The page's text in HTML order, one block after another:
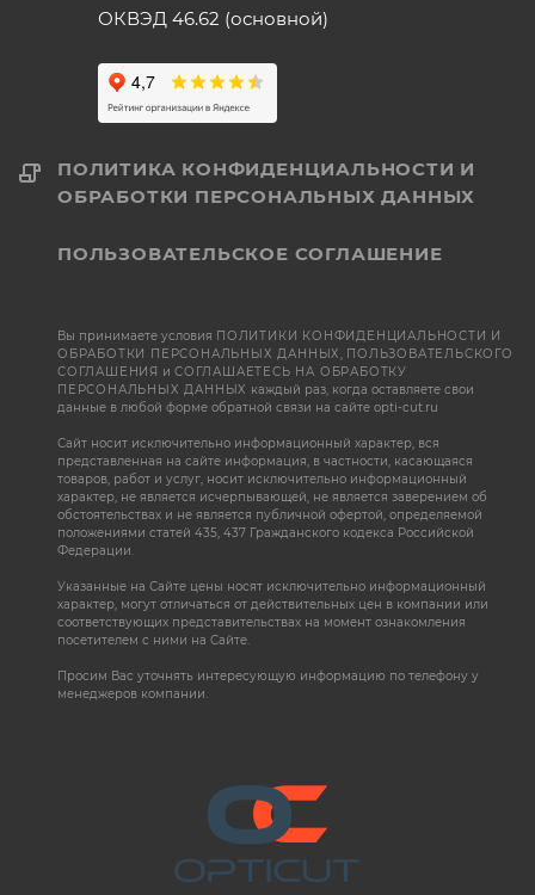
ОКВЭД 46.62 (основной)
ПОЛИТИКА КОНФИДЕНЦИАЛЬНОСТИ И
ОБРАБОТКИ ПЕРСОНАЛЬНЫХ ДАННЫХ
ПОЛЬЗОВАТЕЛЬСКОЕ СОГЛАШЕНИЕ
Вы принимаете условия ПОЛИТИКИ КОНФИДЕНЦИАЛЬНОСТИ И
ОБРАБОТКИ ПЕРСОНАЛЬНЫХ ДАННЫХ, ПОЛЬЗОВАТЕЛЬСКОГО
СОГЛАШЕНИЯ иСОГЛАШАЕТЕСЬ НА ОБРАБОТКУ
ПЕРСОНАЛЬНЫХ ДАННЫХ каждый раз, когда оставляете свои
данные в любой форме обратной связи на сайте opti-cut.ru
Сайт носит исключительно информационный характер, вся
представленная на сайте информация, в частности, касающаяся
товаров, работ и услуг, носит исключительно информационный
характер, не является исчерпывающей, не является заверением об
обстоятельствах и не является публичной офертой, определяемой
положениями статей 435, 437 Гражданского кодекса Российской
Федерации.
Указанные на Сайте цены носят исключительно информационный
характер, могут отличаться от действительных цен в компании или
соответствующих представительствах на момент ознакомления
посетителем с ними на Сайте.
Просим Вас уточнять интересующую информацию по телефону у
менеджеров компании.